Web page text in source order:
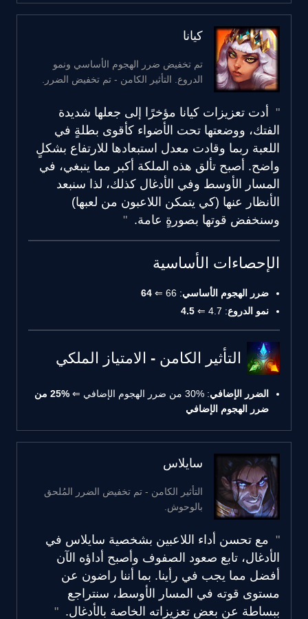
كيانا
تم تخفيض ضرر الهجوم الأساسي ونمو
الدروع. التأثير الكامن - تم تخفيض الضرر.
أدت تعزيزات كيانا مؤخرًا إلى جعلها شديدة
الفتك، ووضعتها تحت الأضواء كأقوى بطلةٍ في
اللعبة ربما وقادت معدل استبعادها للارتفاع بشكلٍ
واضح. أصبح تألق هذه الملكة أكبر مما ينبغي، في
المسار الأوسط وفي الأدغال كذلك، لذا سنبعد
الأنظار عنها (كي يتمكن اللاعبون من لعبها)
وسنخفض قوتها بصورةٍ عامة.
الإحصاءات الأساسية
ضرر الهجوم الأساسي: 66 ⇐
64
نمو الدروع: 4.7 ⇐
4.5
التأثير الكامن - الامتياز الملكي
الضرر الإضافي: 30% من ضرر الهجوم الإضافي ⇐
25% من
ضرر الهجوم الإضافي
سايلاس
التأثير الكامن - تم تخفيض الضرر المُلحق
بالوحوش.
مع تحسن أداء اللاعبين بشخصية سايلاس في
الأدغال، تابع صعود الصفوف وأصبح أداؤه الآن
أفضل مما يجب في رأينا. بما أننا راضون عن
مستوى قوته في المسار الأوسط، سنتراجع
ببساطة عن بعض تعزيزاته الخاصة بالأدغال.